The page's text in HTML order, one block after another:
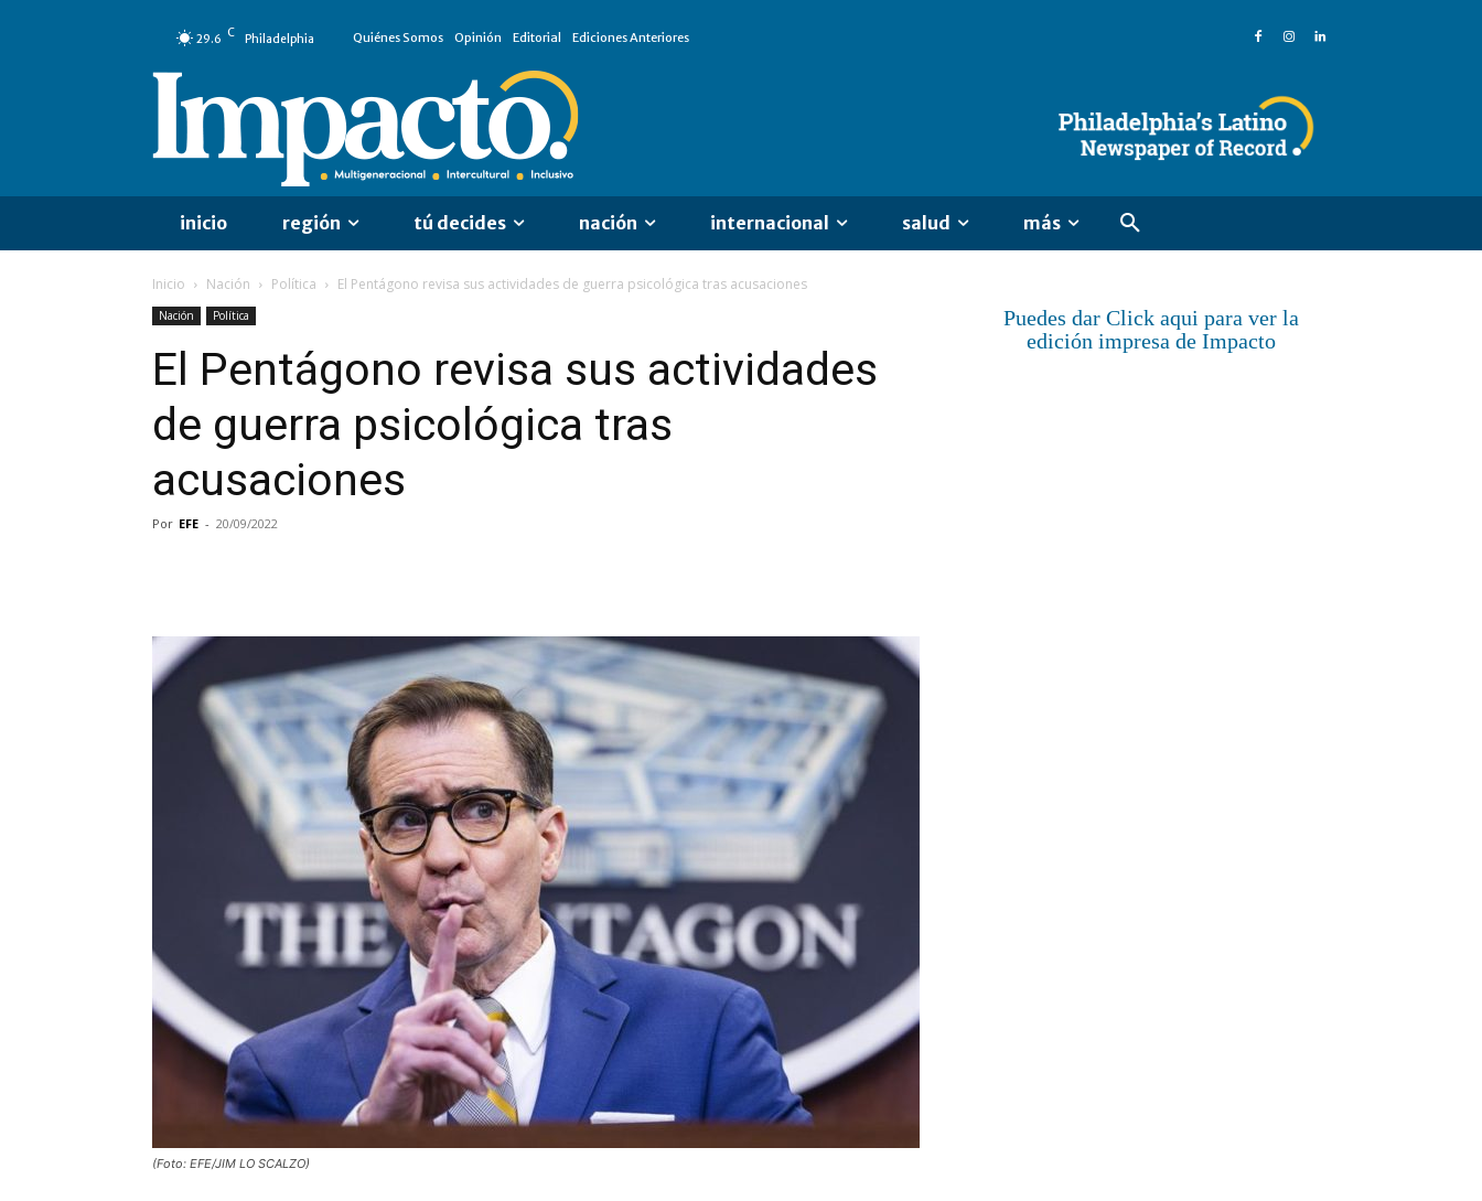
29.6 C Philadelphia Quiénes Somos Opinión Editorial Ediciones Anteriores
inicio región tú decides nación internacional salud más
Inicio Nación Política El Pentágono revisa sus actividades de guerra psicológica tras acusaciones
Nación Política
El Pentágono revisa sus actividades
de guerra psicológica tras
acusaciones
Por EFE - 20/09/2022
(Foto: EFE/JIM LO SCALZO)
Puedes dar Click aqui para ver la
edición impresa de Impacto